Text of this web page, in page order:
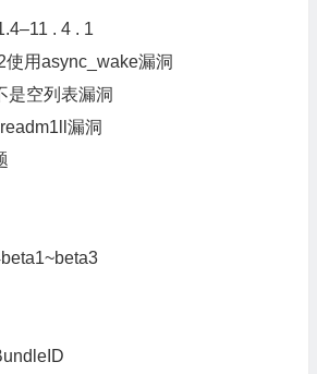
. 4 . 1
使用async_wake漏洞
是空列表漏洞
漏洞